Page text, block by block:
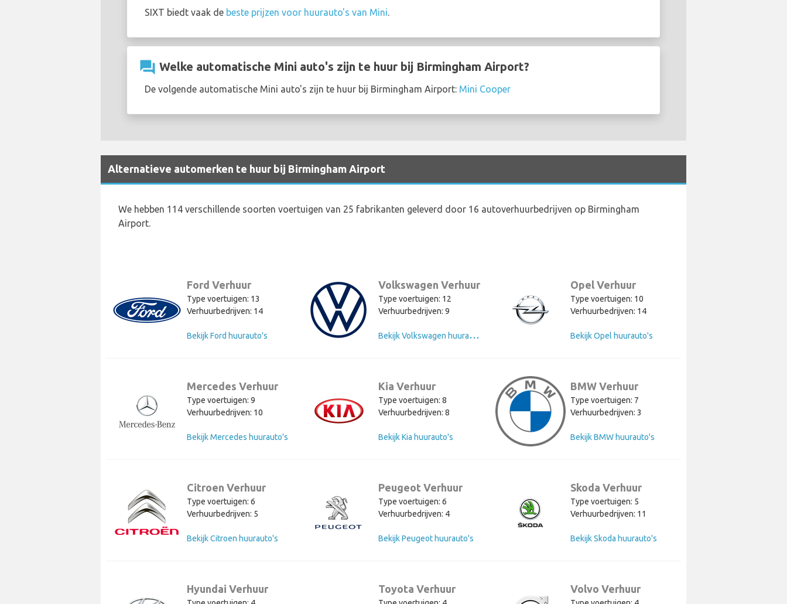
SIXT biedt vaak de beste prijzen voor huurauto's van Mini.
question_answer Welke automatische Mini auto's zijn te huur bij Birmingham Airport?
De volgende automatische Mini auto's zijn te huur bij Birmingham Airport: Mini Cooper
Alternatieve automerken te huur bij Birmingham Airport
We hebben 114 verschillende soorten voertuigen van 25 fabrikanten geleverd door 16 autoverhuurbedrijven op Birmingham
Airport.
Ford Verhuur
Type voertuigen: 13
Verhuurbedrijven: 14
Bekijk Ford huurauto's
Volkswagen Verhuur
Type voertuigen: 12
Verhuurbedrijven: 9
B
ekijk Volkswagen huurauto's
Opel Verhuur
Type voertuigen: 10
Verhuurbedrijven: 14
Bekijk Opel huurauto's
Mercedes Verhuur
Type voertuigen: 9
Verhuurbedrijven: 10
Bekijk Mercedes huurauto's
Kia Verhuur
Type voertuigen: 8
Verhuurbedrijven: 8
Bekijk Kia huurauto's
BMW Verhuur
Type voertuigen: 7
Verhuurbedrijven: 3
Bekijk BMW huurauto's
Citroen Verhuur
Type voertuigen: 6
Verhuurbedrijven: 5
Bekijk Citroen huurauto's
Peugeot Verhuur
Type voertuigen: 6
Verhuurbedrijven: 4
Bekijk Peugeot huurauto's
Skoda Verhuur
Type voertuigen: 5
Verhuurbedrijven: 11
Bekijk Skoda huurauto's
Hyundai Verhuur Toyota Verhuur Volvo Verhuur